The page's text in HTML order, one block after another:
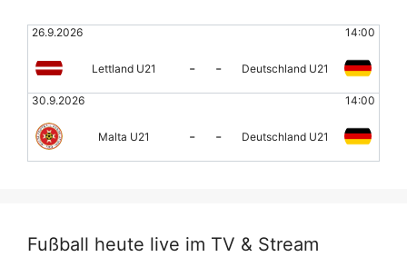
26.9.2026 14:00
Lettland U21 - - Deutschland U21
30.9.2026 14:00
Malta U21 - - Deutschland U21
Fußball heute live im TV & Stream